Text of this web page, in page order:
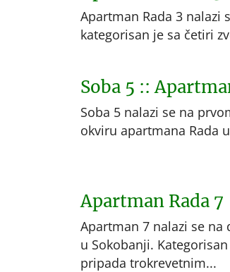
Apartman Rada 3 nalazi
kategorisan je sa četiri
Soba 5 ::
Soba 5 nalazi se na
okviru apartmana Rada
Apartman Rada 7
Apartman 7 nalazi se
u Sokobanji.
pripada trokrevetnim...